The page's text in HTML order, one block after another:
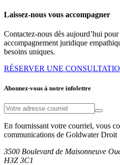
Laissez-nous vous accompagner
Contactez-nous dès aujourd’hui
accompagnement juridique
besoins uniques.
RÉSERVER UNE
Abonnez-vous à notre infolettre
En fournissant votre courriel, vous
communications de Goldwater Droit
3500 Boulevard de Maisonneuve
H3Z 3C1